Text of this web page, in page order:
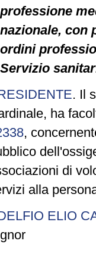
professione
nazionale, con
ordini
Servizio
. Il
ha
,
di
alla
ELIO